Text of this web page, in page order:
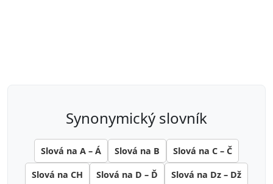
synonymický slovník
Slová na A – Á Slová na B Slová na C – Č
Slová na CH Slová na D – Ď Slová na Dz – Dž